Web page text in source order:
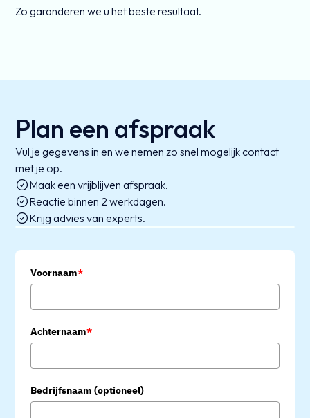
Zo garanderen we u het beste resultaat.
Plan een afspraak
Vul je gegevens in en we nemen zo snel mogelijk contact
met je op.
Maak een vrijblijven afspraak.
Reactie binnen 2 werkdagen.
Krijg advies van experts.
Voornaam*
Achternaam*
Bedrijfsnaam (optioneel)